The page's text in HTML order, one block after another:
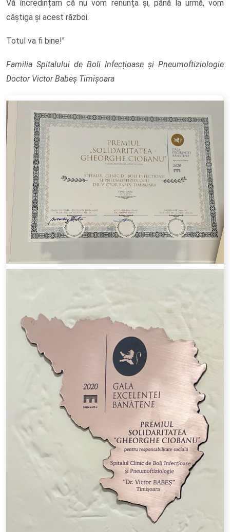
Vă încredințam că nu vom renunța și, până la urmă, vom
câștiga și acest război.
Totul va fi bine!"
Familia Spitalului de Boli Infecțioase și Pneumoftiziologie
Doctor Victor Babeș Timișoara